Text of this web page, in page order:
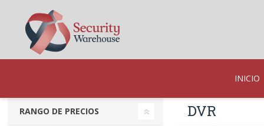
INICIO
DVR
RANGO DE PRECIOS